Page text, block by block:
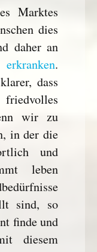
Marktes
dies
daher an
.
dass
wir zu
in der die
und
leben
sind, so
finde und
diesem